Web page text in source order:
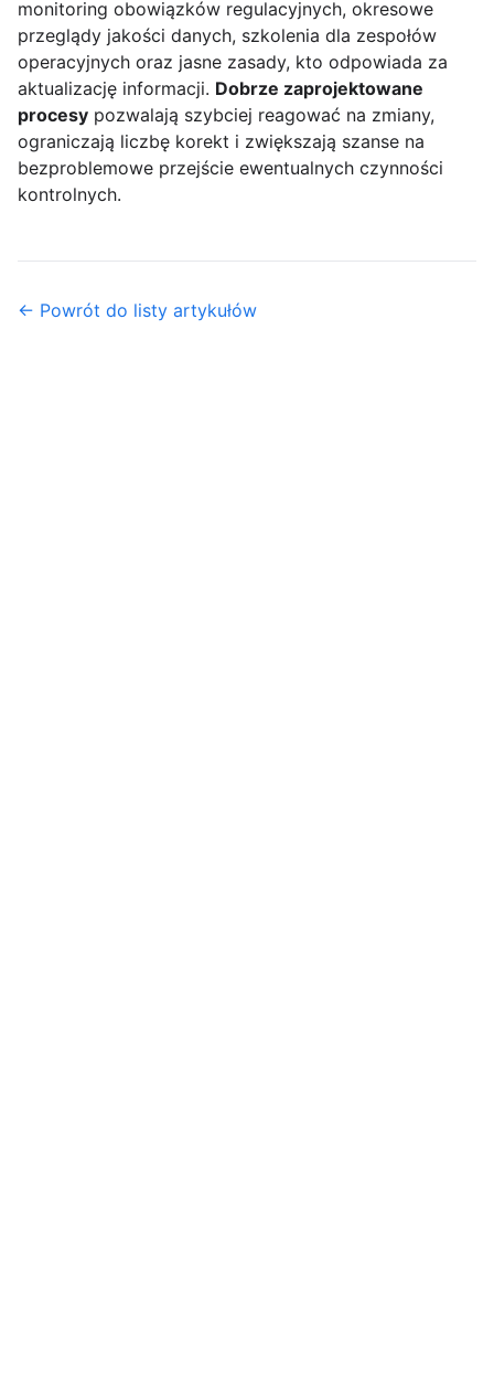
monitoring obowiązków regulacyjnych, okresowe
przeglądy jakości danych, szkolenia dla zespołów
operacyjnych oraz jasne zasady, kto odpowiada za
aktualizację informacji. Dobrze zaprojektowane
procesy pozwalają szybciej reagować na zmiany,
ograniczają liczbę korekt i zwiększają szanse na
bezproblemowe przejście ewentualnych czynności
kontrolnych.
← Powrót do listy artykułów